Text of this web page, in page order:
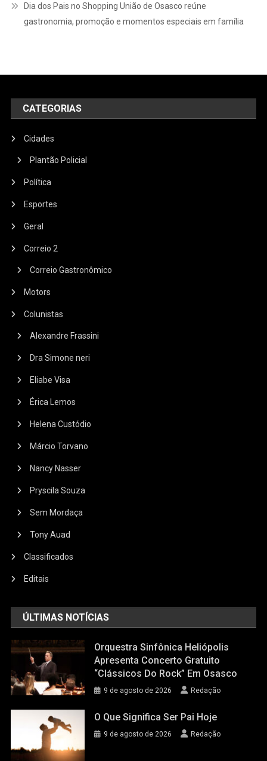
Dia dos Pais no Shopping União de Osasco reúne
gastronomia, promoção e momentos especiais em família
CATEGORIAS
Cidades
Plantão Policial
Política
Esportes
Geral
Correio 2
Correio Gastronômico
Motors
Colunistas
Alexandre Frassini
Dra Simone neri
Eliabe Visa
Érica Lemos
Helena Custódio
Márcio Torvano
Nancy Nasser
Pryscila Souza
Sem Mordaça
Tony Auad
Classificados
Editais
ÚLTIMAS NOTÍCIAS
Orquestra Sinfônica Heliópolis
Apresenta Concerto Gratuito
“Clássicos Do Rock” Em Osasco
9 de agosto de 2026 Redação
O Que Significa Ser Pai Hoje
9 de agosto de 2026 Redação